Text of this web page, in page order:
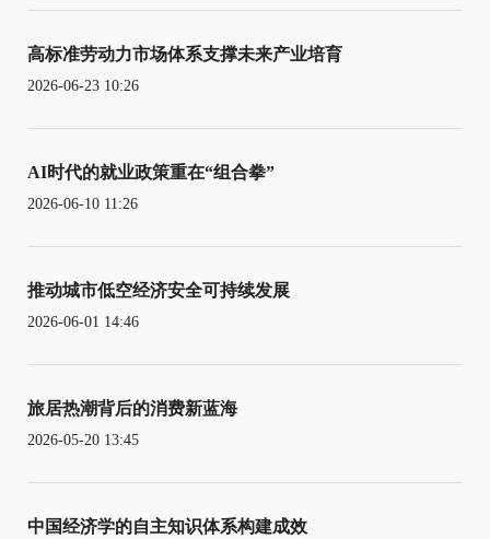
高标准劳动力市场体系支撑未来产业培育
2026-06-23 10:26
AI时代的就业政策重在“组合拳”
2026-06-10 11:26
推动城市低空经济安全可持续发展
2026-06-01 14:46
旅居热潮背后的消费新蓝海
2026-05-20 13:45
中国经济学的自主知识体系构建成效